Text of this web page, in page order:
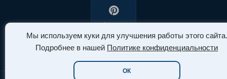
Мы используем куки для улучшения работы этого сайта.
Подробнее в нашей Политике конфиденциальности
ОК
Pinterest